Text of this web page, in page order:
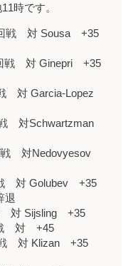
時です。
対 Sousa +35
対 Ginepri +35
対 Garcia-Lopez
Schwartzman
対Nedovyesov
Golubev +35
Sijsling +35
対 +45
対 Klizan +35